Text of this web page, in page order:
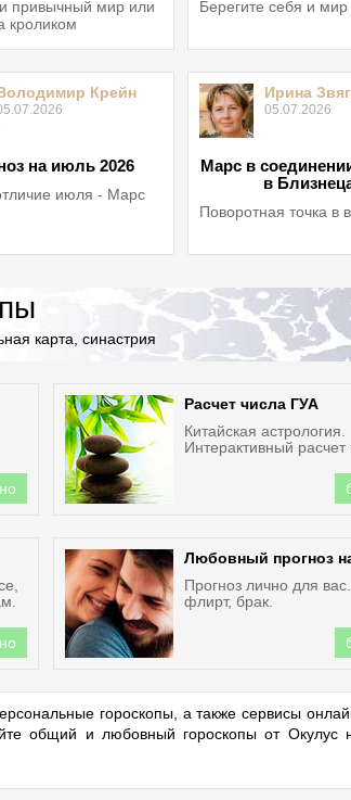
привычный мир или
кроликом
Берегите себя и мир
Крейн
на июль 2026
июля - Марс
Ирина
05.07.2026
Марс в
в
Поворотная точка в
карта, синастрия
Расчет числа ГУА
Китайская астрология.
Интерактивный расчет
Любовный прогноз
Прогноз лично для
флирт, брак.
гороскопы, а также сервисы
общий и любовный гороскопы от Окулус